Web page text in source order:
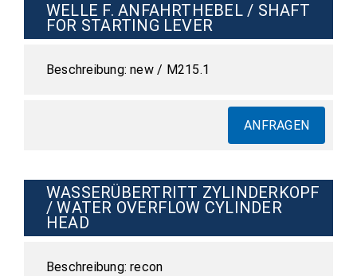
WELLE F. ANFAHRTHEBEL / SHAFT
FOR STARTING LEVER
new / M215.1
ANFRAGEN
WASSERÜBERTRITT ZYLINDERKOPF
/ WATER OVERFLOW CYLINDER
HEAD
recon